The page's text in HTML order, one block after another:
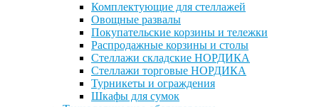
Комплектующие для стеллажей
Овощные развалы
Покупательские корзины и тележки
Распродажные корзины и столы
Стеллажи складские НОРДИКА
Стеллажи торговые НОРДИКА
Турникеты и ограждения
Шкафы для сумок